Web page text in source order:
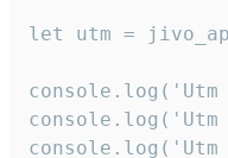
let utm =